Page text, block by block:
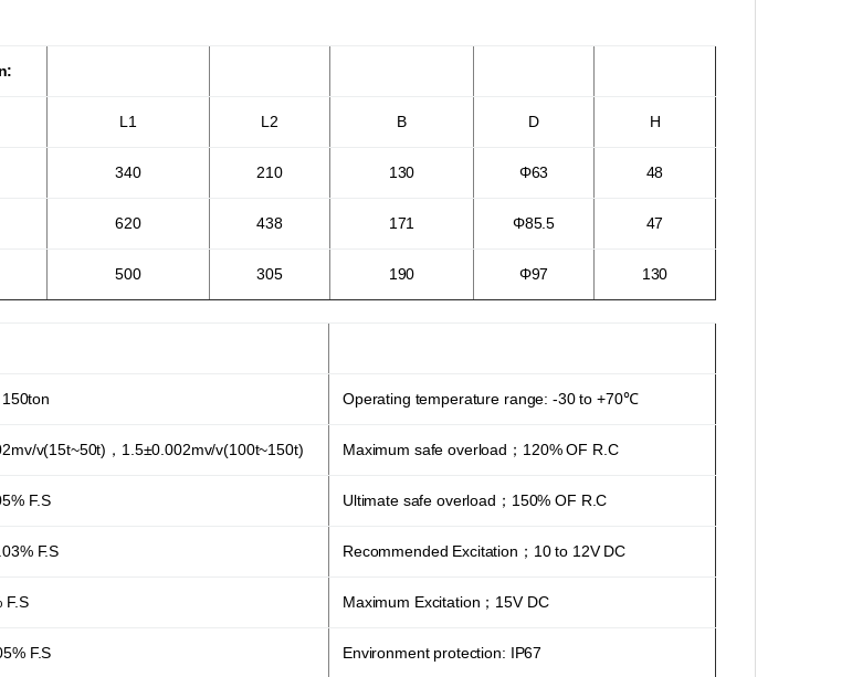
L1 L2 B D H
340 210 130 Φ63 48
620 438 171 Φ85.5 47
500 305 190 Φ97 130
Operating temperature range: -30 to +70℃
v(15t~50t)，1.5±0.002mv/v(100t~150t) Maximum safe overload；120% OF R.C
F.S Ultimate safe overload；150% OF R.C
F.S Recommended Excitation；10 to 12V DC
F.S Maximum Excitation；15V DC
F.S Environment protection: IP67